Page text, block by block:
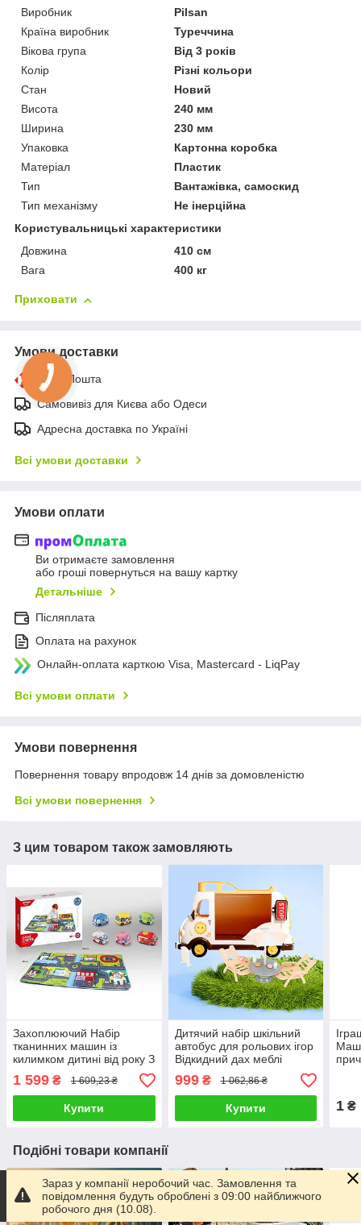
Виробник
Pilsan
Країна виробник
Туреччина
Вікова група
Від 3 років
Колір
Різні кольори
Стан
Новий
Висота
240 мм
Ширина
230 мм
Упаковка
Картонна коробка
Матеріал
Пластик
Тип
Вантажівка, самоскид
Тип механізму
Не інерційна
Користувальницькі характеристики
Довжина
410 см
Вага
400 кг
Приховати
Умови доставки
Нова Пошта
Самовивіз для Києва або Одеси
Адресна доставка по Україні
Всі умови доставки
Умови оплати
Ви отримаєте замовлення
або гроші повернуться на вашу картку
Детальніше
Післяплата
Оплата на рахунок
Онлайн-оплата карткою Visa, Mastercard - LiqPay
Всі умови оплати
Умови повернення
Повернення товару впродовж 14 днів за домовленістю
Всі умови повернення
З цим товаром також замовляють
Захоплюючий Набір
тканинних машин із
килимком дитині від року З
пищалкою що гримлять і
шелестять елементами
1 599 ₴ 1 609,23 ₴
Купити
Дитячий набір шкільний
автобус для рольових ігор
Відкидний дах меблі
бібліотека іграшки футбол
майданчик
999₴ 1 062,86 ₴
Купити 1 ₴
Подібні товари компанії
Зараз у компанії неробочий час. Замовлення та
повідомлення будуть оброблені з 09:00 найближчого
робочого дня (10.08).